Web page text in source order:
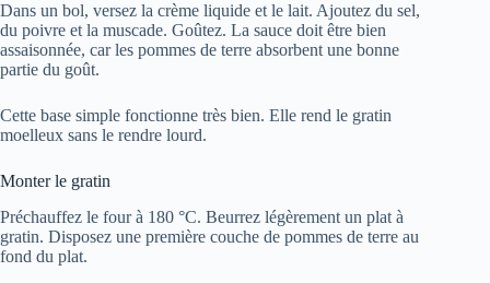
Dans un bol, versez la crème liquide et le lait. Ajoutez du sel,
du poivre et la muscade. Goûtez. La sauce doit être bien
assaisonnée, car les pommes de terre absorbent une bonne
partie du goût.
Cette base simple fonctionne très bien. Elle rend le gratin
moelleux sans le rendre lourd.
Monter le gratin
Préchauffez le four à 180 °C. Beurrez légèrement un plat à
gratin. Disposez une première couche de pommes de terre au
fond du plat.